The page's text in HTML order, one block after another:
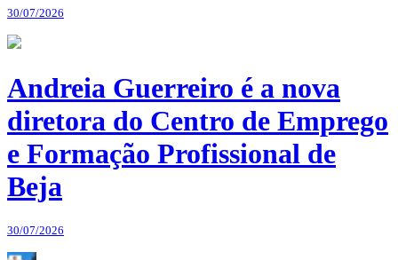
30/07/2026
Andreia Guerreiro é a nova
diretora do Centro de Emprego
e Formação Profissional de
Beja
30/07/2026